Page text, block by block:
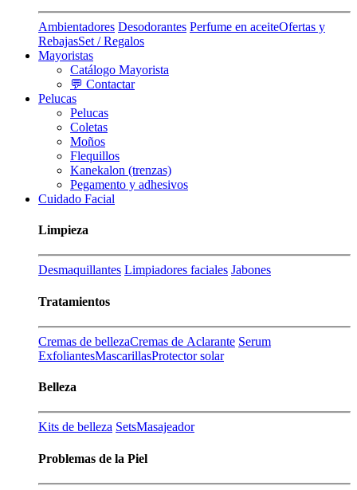
Ambientadores Desodorantes Perfume en aceiteOfertas y
RebajasSet / Regalos
Mayoristas
Catálogo Mayorista
💬 Contactar
Pelucas
Pelucas
Coletas
Moños
Flequillos
Kanekalon (trenzas)
Pegamento y adhesivos
Cuidado Facial
Limpieza
Desmaquillantes Limpiadores faciales Jabones
Tratamientos
Cremas de bellezaCremas de Aclarante Serum
ExfoliantesMascarillasProtector solar
Belleza
Kits de belleza SetsMasajeador
Problemas de la Piel